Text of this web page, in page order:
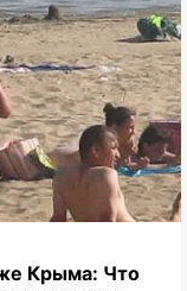
Крыма: Что